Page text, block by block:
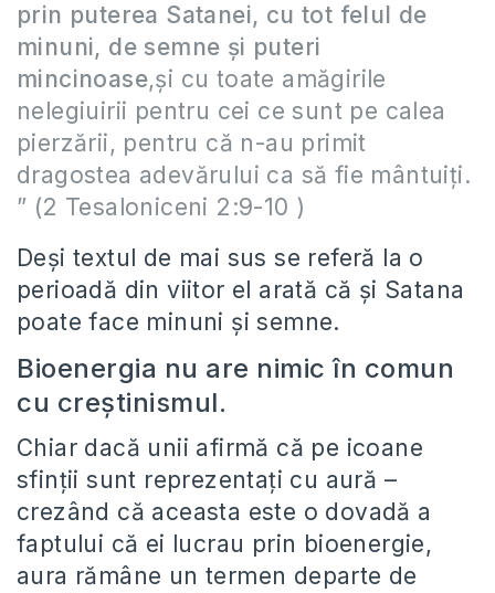
prin puterea Satanei, cu tot felul de
minuni, de semne şi puteri
mincinoase,şi cu toate amăgirile
nelegiuirii pentru cei ce sunt pe calea
pierzării, pentru că n-au primit
dragostea adevărului ca să fie mântuiţi.
” (2 Tesaloniceni 2:9-10 )
Deşi textul de mai sus se referă la o
perioadă din viitor el arată că şi Satana
poate face minuni şi semne.
Bioenergia nu are nimic în comun
cu creştinismul.
Chiar dacă unii afirmă că pe icoane
sfinţii sunt reprezentaţi cu aură –
crezând că aceasta este o dovadă a
faptului că ei lucrau prin bioenergie,
aura rămâne un termen departe de